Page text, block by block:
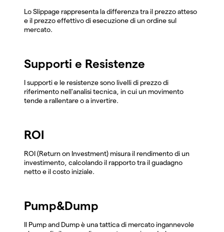
Lo Slippage rappresenta la differenza tra il prezzo atteso
e il prezzo effettivo di esecuzione di un ordine sul
mercato.
Supporti e Resistenze
I supporti e le resistenze sono livelli di prezzo di
riferimento nell'analisi tecnica, in cui un movimento
tende a rallentare o a invertire.
ROI
ROI (Return on Investment) misura il rendimento di un
investimento, calcolando il rapporto tra il guadagno
netto e il costo iniziale.
Pump&Dump
Il Pump and Dump è una tattica di mercato ingannevole